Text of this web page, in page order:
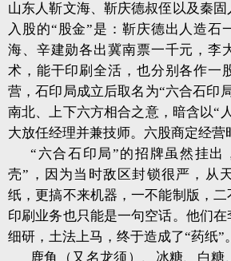
山东人靳文海、靳庆德叔侄以及秦固
入股的“股金”是：靳庆德出人造石
海、辛建勋各出冀南票一千元，李
术，能干印刷全活，也分别各作一
营，石印局成立后取名为“六合石印
南北、上下六方相合之意，暗含以“
大放任经理并兼技师。六股商定经营
“六合石印局”的招牌虽然挂出
壳”，因为当时敌区封锁很严，从
纸，更搞不来机器，一不能制版，
印刷业务也只能是一句空话。他们
细研，土法上马，终于造成了“药纸”
鹿角（又名龙须）、冰糖、白糖